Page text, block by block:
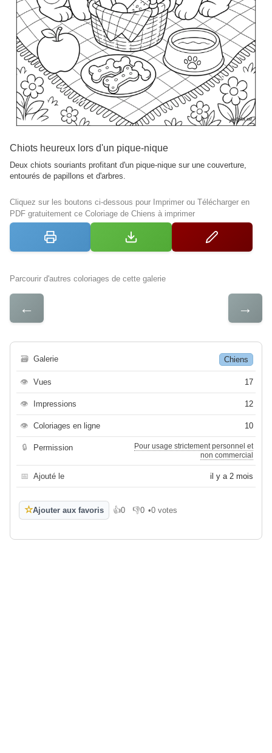
Chiots heureux lors d'un pique-nique
Deux chiots souriants profitant d'un pique-nique sur une couverture,
entourés de papillons et d'arbres.
Cliquez sur les boutons ci-dessous pour Imprimer ou Télécharger en
PDF gratuitement ce Coloriage de Chiens à imprimer
Parcourir d'autres coloriages de cette galerie
← →
🗃 Galerie Chiens
👁 Vues 17
👁 Impressions 12
👁 Coloriages en ligne 10
🔒 Permission
Pour usage strictement personnel et
non commercial
📅 Ajouté le il y a 2 mois
☆Ajouter aux favoris 👍0
J'aime👎0
Je n'aime pas
•0 votes